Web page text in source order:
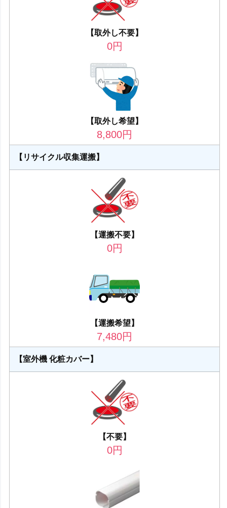
【取外し不要】
0円
【取外し希望】
8,800円
【リサイクル収集運搬】
【運搬不要】
0円
【運搬希望】
7,480円
【室外機 化粧カバー】
【不要】
0円